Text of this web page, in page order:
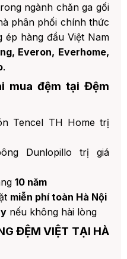
ngành chăn ga gối
phân phối chính thức
ép hàng đầu Việt Nam
Everon, Everhome,
.
mua đệm tại Đệm
Tencel TH Home trị
Dunlopillo trị giá
10 năm
miễn phí toàn Hà Nội
nếu không hài lòng
ĐỆM VIỆT TẠI HÀ